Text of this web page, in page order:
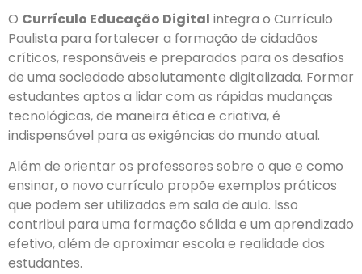
O Currículo Educação Digital integra o Currículo
Paulista para fortalecer a formação de cidadãos
críticos, responsáveis e preparados para os desafios
de uma sociedade absolutamente digitalizada. Formar
estudantes aptos a lidar com as rápidas mudanças
tecnológicas, de maneira ética e criativa, é
indispensável para as exigências do mundo atual.
Além de orientar os professores sobre o que e como
ensinar, o novo currículo propõe exemplos práticos
que podem ser utilizados em sala de aula. Isso
contribui para uma formação sólida e um aprendizado
efetivo, além de aproximar escola e realidade dos
estudantes.